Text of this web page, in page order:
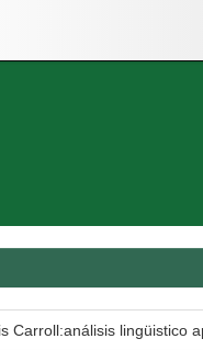
Carroll:análisis lingüistico